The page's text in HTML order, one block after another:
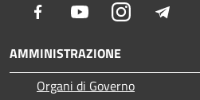
Facebook YoutubeInstagram
AMMINISTRAZIONE
Organi di Governo